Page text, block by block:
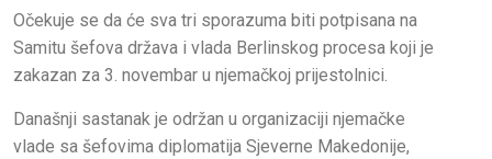
Očekuje se da će sva tri sporazuma biti potpisana na
Samitu šefova država i vlada Berlinskog procesa koji je
zakazan za 3. novembar u njemačkoj prijestolnici.
Današnji sastanak je održan u organizaciji njemačke
vlade sa šefovima diplomatija Sjeverne Makedonije,